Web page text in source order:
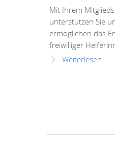
Mit Ihrem
unterstützen Sie
ermöglichen das
freiwilliger
Weiterlesen